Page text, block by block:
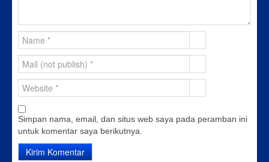
Simpan nama, email, dan situs web saya pada peramban ini
untuk komentar saya berikutnya.